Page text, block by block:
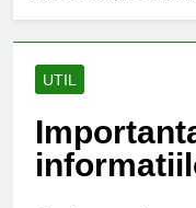
UTIL